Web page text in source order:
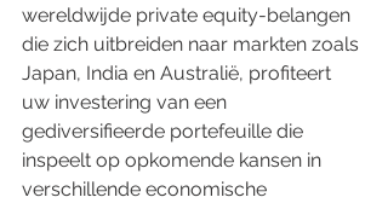
wereldwijde private equity-belangen
die zich uitbreiden naar markten zoals
Japan, India en Australië, profiteert
uw investering van een
gediversifieerde portefeuille die
inspeelt op opkomende kansen in
verschillende economische